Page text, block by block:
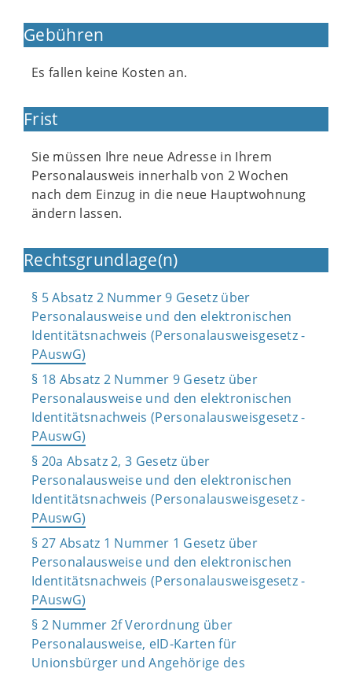
Gebühren
Es fallen keine Kosten an.
Frist
Sie müssen Ihre neue Adresse in Ihrem
Personalausweis innerhalb von 2 Wochen
nach dem Einzug in die neue Hauptwohnung
ändern lassen.
Rechtsgrundlage(n)
§ 5 Absatz 2 Nummer 9 Gesetz über
Personalausweise und den elektronischen
Identitätsnachweis (Personalausweisgesetz -
PAuswG)
§ 18 Absatz 2 Nummer 9 Gesetz über
Personalausweise und den elektronischen
Identitätsnachweis (Personalausweisgesetz -
PAuswG)
§ 20a Absatz 2, 3 Gesetz über
Personalausweise und den elektronischen
Identitätsnachweis (Personalausweisgesetz -
PAuswG)
§ 27 Absatz 1 Nummer 1 Gesetz über
Personalausweise und den elektronischen
Identitätsnachweis (Personalausweisgesetz -
PAuswG)
§ 2 Nummer 2f Verordnung über
Personalausweise, eID-Karten für
Unionsbürger und Angehörige des